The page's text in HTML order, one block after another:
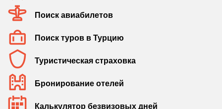
Поиск авиабилетов
Поиск туров в Турцию
Туристическая страховка
Бронирование отелей
Калькулятор безвизовых дней